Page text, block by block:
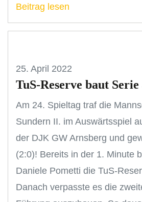
Beitrag lesen
25. April 2022
TuS-Reserve baut Serie
Am 24. Spieltag traf die
Sundern II. im Auswärtsspiel
der DJK GW Arnsberg und
(2:0)! Bereits in der 1. Minute
Daniele Pometti die TuS-
Danach verpasste es die